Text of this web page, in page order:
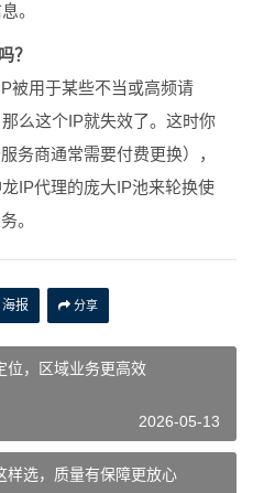
。
？
被用于某些不当或高频请
么这个IP就失效了。这时你
务商通常需要付费更换），
IP代理的庞大IP池来轮换使
。
海报 分享
位，区域业务更高效
2026-05-13
选，质量有保障更放心